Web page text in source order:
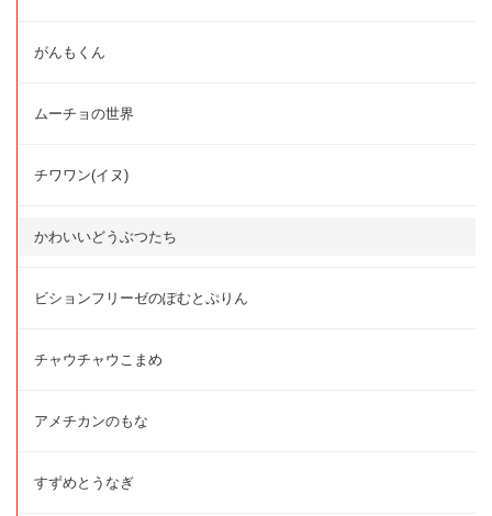
がんもくん
ムーチョの世界
チワワン(イヌ)
かわいいどうぶつたち
ビションフリーゼのぽむとぷりん
チャウチャウこまめ
アメチカンのもな
すずめとうなぎ